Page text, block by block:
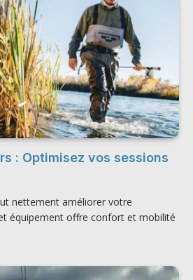
: Optimisez vos sessions
nettement améliorer votre
équipement offre confort et mobilité